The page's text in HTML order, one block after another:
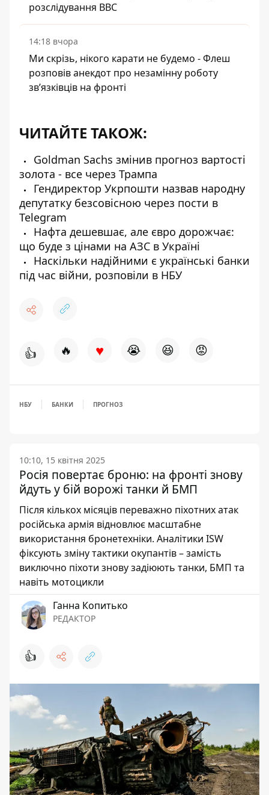
розслідування BBC
14:18 вчора
Ми скрізь, нікого карати не будемо - Флеш
розповів анекдот про незамінну роботу
зв’язківців на фронті
ЧИТАЙТЕ ТАКОЖ:
Goldman Sachs змінив прогноз вартості
золота - все через Трампа
Гендиректор Укрпошти назвав народну
депутатку безсовісною через пости в
Telegram
Нафта дешевшає, але євро дорожчає:
що буде з цінами на АЗС в Україні
Наскільки надійними є українські банки
під час війни, розповіли в НБУ
👍 🔥 ♥ 😭 😆 😡
НБУ БАНКИ ПРОГНОЗ
10:10, 15 квітня 2025
Росія повертає броню: на фронті знову
йдуть у бій ворожі танки й БМП
Після кількох місяців переважно піхотних атак
російська армія відновлює масштабне
використання бронетехніки. Аналітики ISW
фіксують зміну тактики окупантів – замість
виключно піхоти знову задіюють танки, БМП та
навіть мотоцикли
Ганна Копитько
РЕДАКТОР
👍